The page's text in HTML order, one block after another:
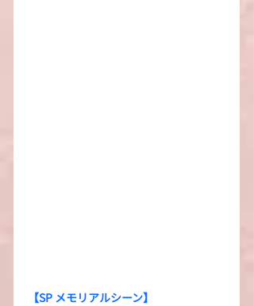
【SP メモリアルシーン】